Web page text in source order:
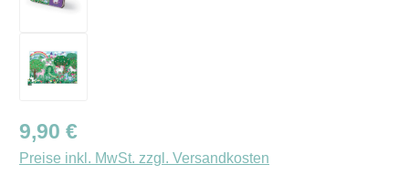
Regulärer Preis:
9,90 €
Preise inkl. MwSt. zzgl. Versandkosten